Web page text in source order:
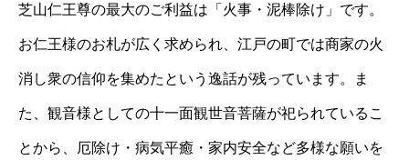
芝山仁王尊の最大のご利益は「火事・泥棒除け」です。
お仁王様のお札が広く求められ、江戸の町では商家の火
消し衆の信仰を集めたという逸話が残っています。ま
た、観音様としての十一面観世音菩薩が祀られているこ
とから、厄除け・病気平癒・家内安全など多様な願いを